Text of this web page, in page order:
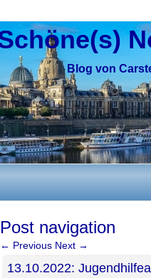
Blog von
Post navigation
← Previous Next →
13.10.2022: